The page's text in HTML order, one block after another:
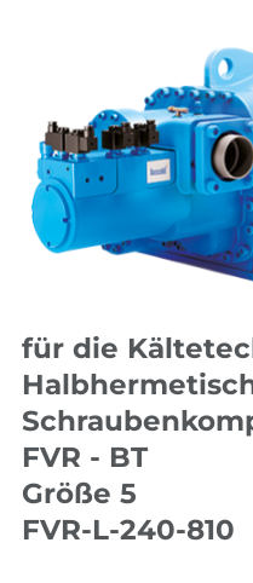
für die
FVR - BT
Größe 5
FVR-L-240-810